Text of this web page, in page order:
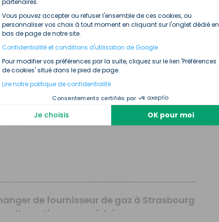
carbone français : quels sont les
postes d’émissions et comment
réduire
Martel juin 25, 2026
l’installation de votre piscine :
coûts et astuces pour maîtriser
facture d’électricité
Martel juin 25, 2026
le prix de l’électricité augmente en
? Le décryptage de la fin de l’ARENH
de fournisseur de gaz à Strasbourg
alternatives pour réduire
Vous pouvez accepter ou refuser l'ensemble de ces cookies, ou
personnaliser vos choix à tout moment en cliquant sur l'onglet dédié en
bas de page de notre site.
Confidentialité et conditions d'utilisation de Google
Pour modifier vos préférences par la suite, cliquez sur le lien 'Préférences
de cookies' situé dans le pied de page.
Lire notre politique de confidentialité
Consentements certifiés par
Je choisis OK pour moi